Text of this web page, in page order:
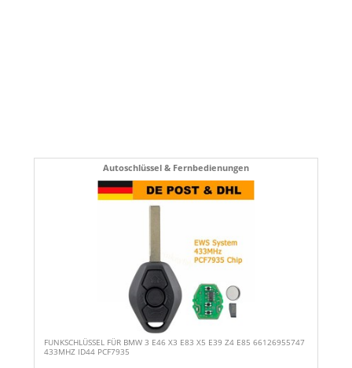
Autoschlüssel & Fernbedienungen
FUNKSCHLÜSSEL FÜR BMW 3 E46 X3 E83 X5 E39 Z4 E85 66126955747
433MHZ ID44 PCF7935